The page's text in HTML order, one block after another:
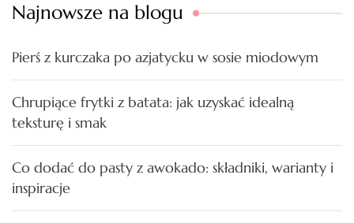
Najnowsze na blogu
Pierś z kurczaka po azjatycku w sosie miodowym
Chrupiące frytki z batata: jak uzyskać idealną
teksturę i smak
Co dodać do pasty z awokado: składniki, warianty i
inspiracje